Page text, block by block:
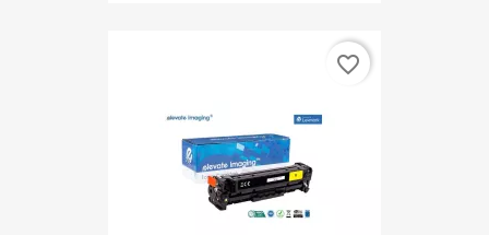
favorite_border